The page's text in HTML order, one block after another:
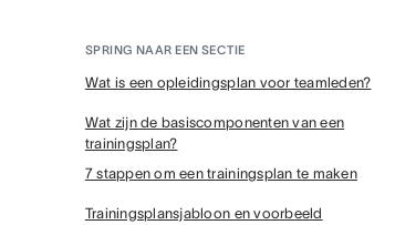
SPRING NAAR EEN SECTIE
Wat is een opleidingsplan voor teamleden?
Wat zijn de basiscomponenten van een
trainingsplan?
7 stappen om een trainingsplan te maken
Trainingsplansjabloon en voorbeeld